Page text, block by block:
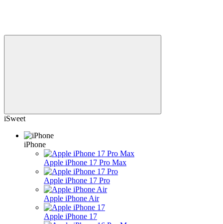
iSweet
iPhone
Apple iPhone 17 Pro Max
Apple iPhone 17 Pro
Apple iPhone Air
Apple iPhone 17